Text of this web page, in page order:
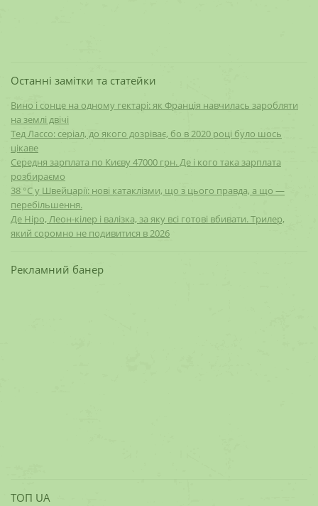
Останні замітки та статейки
Вино і сонце на одному гектарі: як Франція навчилась заробляти
на землі двічі
Тед Лассо: серіал, до якого дозріває, бо в 2020 році було шось
цікаве
Середня зарплата по Києву 47000 грн. Де і кого така зарплата
розбираємо
38 °C у Швейцарії: нові катаклізми, що з цього правда, а що —
перебільшення.
Де Ніро, Леон-кілер і валізка, за яку всі готові вбивати. Трилер,
який соромно не подивитися в 2026
Рекламний банер
ТОП UA